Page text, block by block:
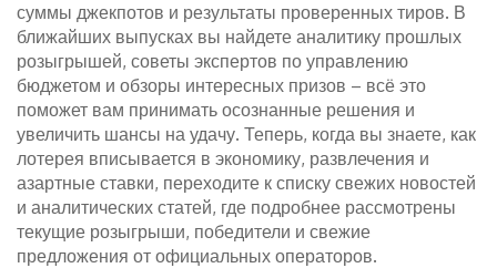
суммы джекпотов и результаты проверенных тиров. В
ближайших выпусках вы найдете аналитику прошлых
розыгрышей, советы экспертов по управлению
бюджетом и обзоры интересных призов – всё это
поможет вам принимать осознанные решения и
увеличить шансы на удачу. Теперь, когда вы знаете, как
лотерея вписывается в экономику, развлечения и
азартные ставки, переходите к списку свежих новостей
и аналитических статей, где подробнее рассмотрены
текущие розыгрыши, победители и свежие
предложения от официальных операторов.